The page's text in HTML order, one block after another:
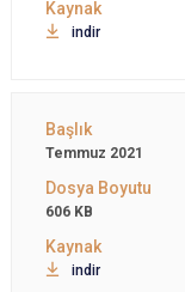
indir
Temmuz 2021
606 KB
indir